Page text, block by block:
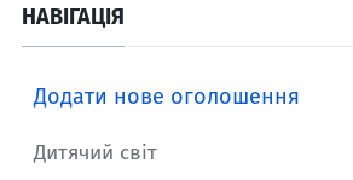
НАВІГАЦІЯ
Додати нове оголошення
Дитячий світ